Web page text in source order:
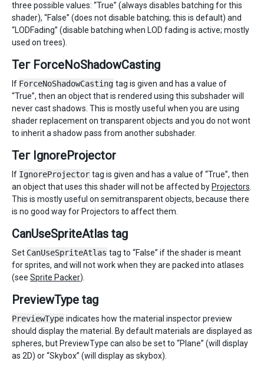
three possible values: “True” (always disables batching for this
shader), “False” (does not disable batching; this is default) and
“LODFading” (disable batching when LOD fading is active; mostly
used on trees).
Тег ForceNoShadowCasting
If ForceNoShadowCasting tag is given and has a value of
“True”, then an object that is rendered using this subshader will
never cast shadows. This is mostly useful when you are using
shader replacement on transparent objects and you do not wont
to inherit a shadow pass from another subshader.
Тег IgnoreProjector
If IgnoreProjector tag is given and has a value of “True”, then
an object that uses this shader will not be affected by Projectors
This is mostly useful on semitransparent objects, because there
is no good way for Projectors to affect them.
CanUseSpriteAtlas tag
Set CanUseSpriteAtlas tag to “False” if the shader is meant
for sprites, and will not work when they are packed into atlases
(see Sprite Packer).
PreviewType tag
PreviewType indicates how the material inspector preview
should display the material. By default materials are displayed as
spheres, but PreviewType can also be set to “Plane” (will display
as 2D) or “Skybox” (will display as skybox).